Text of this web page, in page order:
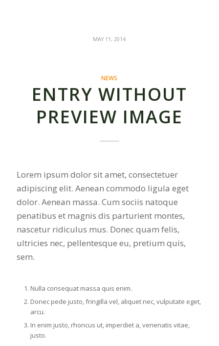
MAY 11, 2014
NEWS
ENTRY WITHOUT
PREVIEW IMAGE
Lorem ipsum dolor sit amet, consectetuer
adipiscing elit. Aenean commodo ligula eget
dolor. Aenean massa. Cum sociis natoque
penatibus et magnis dis parturient montes,
nascetur ridiculus mus. Donec quam felis,
ultricies nec, pellentesque eu, pretium quis,
sem.
Nulla consequat massa quis enim.
Donec pede justo, fringilla vel, aliquet nec, vulputate eget,
arcu.
In enim justo, rhoncus ut, imperdiet a, venenatis vitae,
justo.